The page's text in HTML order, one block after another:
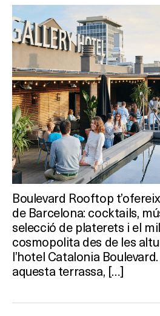
Activitats
On?
Boulevard Rooftop
de Barcelona: cocktails,
selecció de platerets i el
cosmopolita des de les
l’hotel Catalonia
aquesta terrassa, […]